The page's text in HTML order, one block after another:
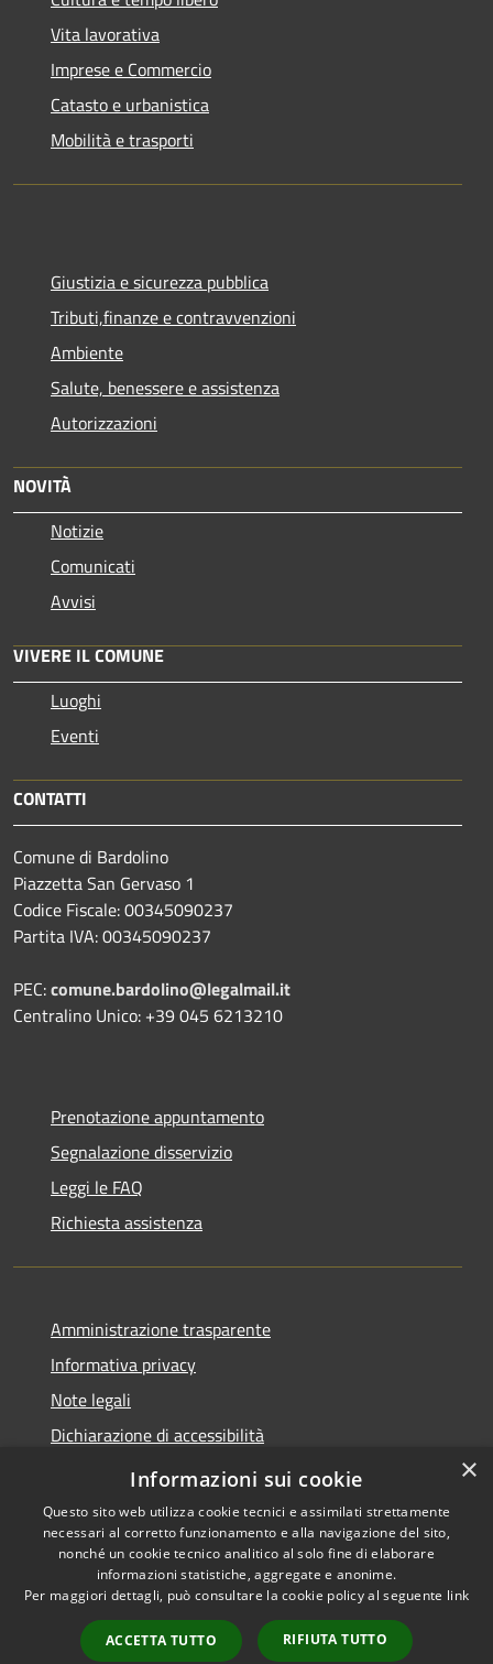
Vita lavorativa
Imprese e Commercio
Catasto e urbanistica
Mobilità e trasporti
Giustizia e sicurezza pubblica
Tributi,finanze e contravvenzioni
Ambiente
Salute, benessere e assistenza
Autorizzazioni
NOVITÀ
Notizie
Comunicati
Avvisi
VIVERE IL COMUNE
Luoghi
Eventi
CONTATTI
Comune di Bardolino
Piazzetta San Gervaso 1
Codice Fiscale: 00345090237
Partita IVA: 00345090237
PEC:comune.bardolino@legalmail.it
Centralino Unico: +39 045 6213210
Prenotazione appuntamento
Segnalazione disservizio
Leggi le FAQ
Richiesta assistenza
Amministrazione trasparente
Informativa privacy
Note legali
Dichiarazione di accessibilità
Link app municipium
Accessibilità
Copyright © 2026 • Comune di
Bardolino • Powered by
Municipium•
Accesso
×
Informazioni sui cookie
Questo sito web utilizza cookie tecnici e assimilati strettamente
necessari al corretto funzionamento e alla navigazione del sito,
nonché un cookie tecnico analitico al solo fine di elaborare
informazioni statistiche, aggregate e anonime.
Per maggiori dettagli, può consultare la cookie policy al seguente link
ACCETTA TUTTO RIFIUTA TUTTO